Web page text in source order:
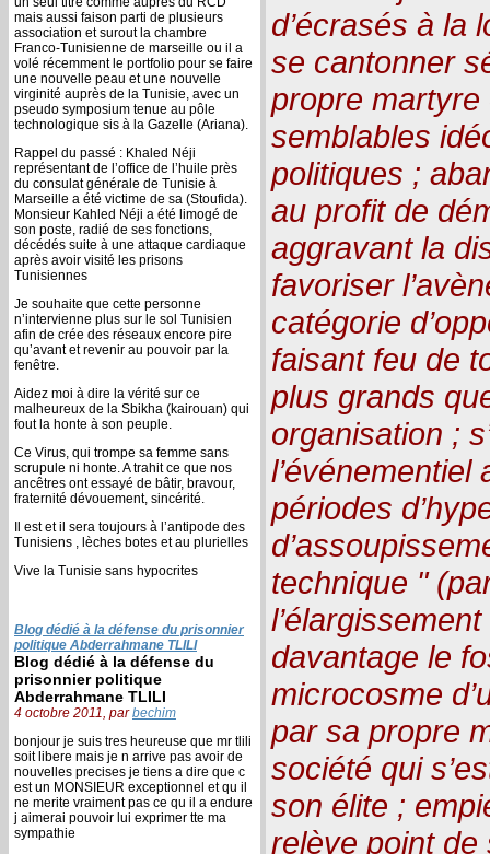
mais aussi faison parti de plusieurs
association et surout la chambre
Franco-Tunisienne de marseille ou il a
volé récemment le portfolio pour se faire
une nouvelle peau et une nouvelle
virginité auprès de la Tunisie, avec un
pseudo symposium tenue au pôle
technologique sis à la Gazelle (Ariana).
Rappel du passé : Khaled Néji
représentant de l’office de l’huile près
du consulat générale de Tunisie à
Marseille a été victime de sa (Stoufida).
Monsieur Kahled Néji a été limogé de
son poste, radié de ses fonctions,
décédés suite à une attaque cardiaque
après avoir visité les prisons
Tunisiennes
Je souhaite que cette personne
n’intervienne plus sur le sol Tunisien
afin de crée des réseaux encore pire
qu’avant et revenir au pouvoir par la
fenêtre.
Aidez moi à dire la vérité sur ce
malheureux de la Sbikha (kairouan) qui
fout la honte à son peuple.
Ce Virus, qui trompe sa femme sans
scrupule ni honte. A trahit ce que nos
ancêtres ont essayé de bâtir, bravour,
fraternité dévouement, sincérité.
Il est et il sera toujours à l’antipode des
Tunisiens , lèches botes et au plurielles
Vive la Tunisie sans hypocrites
Blog dédié à la défense du prisonnier
politique Abderrahmane TLILI
Blog dédié à la défense du
prisonnier politique
Abderrahmane TLILI
4 octobre 2011, parbechim
bonjour je suis tres heureuse que mr tlili
soit libere mais je n arrive pas avoir de
nouvelles precises je tiens a dire que c
est un MONSIEUR exceptionnel et qu il
ne merite vraiment pas ce qu il a endure
j aimerai pouvoir lui exprimer tte ma
sympathie
d’écrasés à la
se cantonner
propre
semblables
politiques ;
au profit de
aggravant la
favoriser
catégorie
faisant feu de
plus grands
organisation ;
l’événementiel
périodes
technique "
davantage le
microcosme
par sa propre
société qui
son élite ;
relève point de